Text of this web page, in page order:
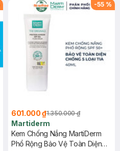
-55 %
601.000 ₫1.350.000 ₫
Martiderm
Kem Chống Nắng MartiDerm
Phổ Rộng Bảo Vệ Toàn Diện